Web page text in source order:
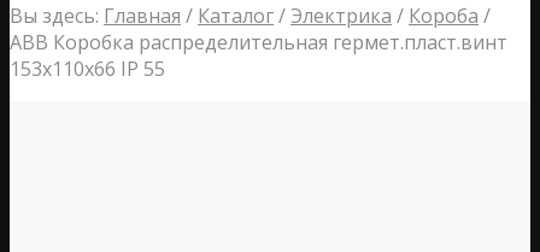
Вы здесь: Главная / Каталог/ Электрика / Короба /
ABB Коробка распределительная гермет.пласт.винт
153х110х66 IP 55